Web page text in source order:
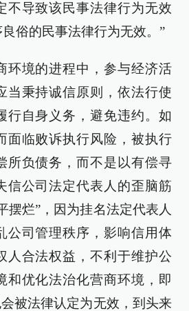
不导致该民事法律行为无效
俗的民事法律行为无效。”
环境的进程中，参与经济活
当秉持诚信原则，依法行使
行自身义务，避免违约。如
面临败诉执行风险，被执行
所负债务，而不是以有偿寻
信公司法定代表人的歪脑筋
摆烂”，因为挂名法定代表人
公司管理秩序，影响信用体
人合法权益，不利于维护公
和优化法治化营商环境，即
被法律认定为无效，到头来